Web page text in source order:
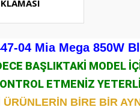
04 Mia Mega 850W
BAŞLIKTAKİ MODEL
ETMENİZ
BİRE BİR